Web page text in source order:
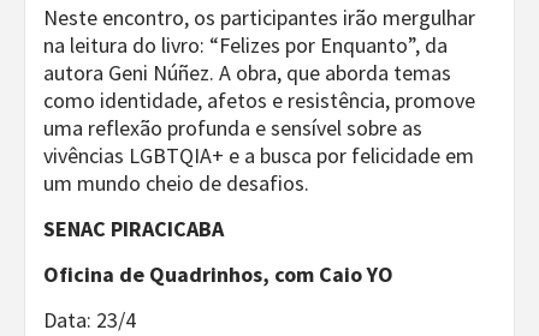
Neste encontro, os participantes irão mergulhar
na leitura do livro: “Felizes por Enquanto”, da
autora Geni Núñez. A obra, que aborda temas
como identidade, afetos e resistência, promove
uma reflexão profunda e sensível sobre as
vivências LGBTQIA+ e a busca por felicidade em
um mundo cheio de desafios.
SENAC PIRACICABA
Oficina de Quadrinhos, com Caio YO
Data: 23/4